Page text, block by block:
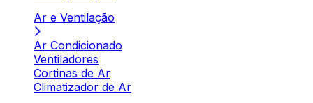
Ar e Ventilação
Ar Condicionado
Ventiladores
Cortinas de Ar
Climatizador de Ar